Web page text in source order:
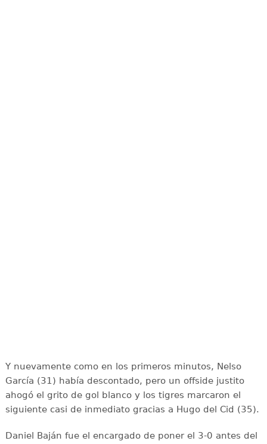
Y nuevamente como en los primeros minutos, Nelso
García (31) había descontado, pero un offside justito
ahogó el grito de gol blanco y los tigres marcaron el
siguiente casi de inmediato gracias a Hugo del Cid (35).
Daniel Baján fue el encargado de poner el 3-0 antes del